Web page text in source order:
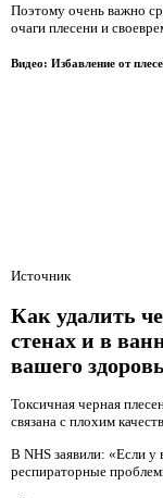
Поэтому очень важно
очаги плесени и
Видео: Избавление от
Источник
Как удалить
стенах и в
вашего
Токсичная черная
связана с плохим
В NHS заявили: «Если у
респираторные